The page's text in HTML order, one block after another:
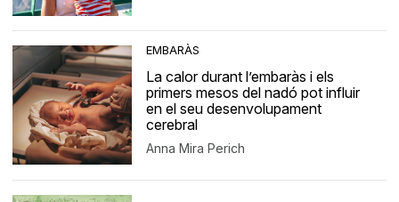
EMBARÀS
La calor durant l’embaràs i els
primers mesos del nadó pot influir
en el seu desenvolupament
cerebral
Anna Mira Perich